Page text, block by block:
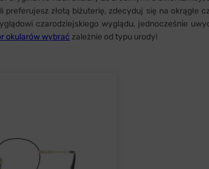
preferujesz złotą biżuterię, zdecyduj się na okrągłe
czarodziejskiego wyglądu, jednocześnie
okularów wybrać zależnie od typu urody!